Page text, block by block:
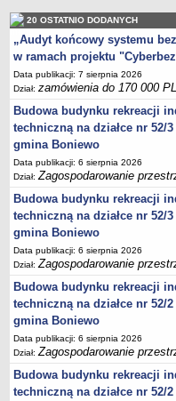
Infromacje w zakresie
ocena jakości wody
Rada gminy
Urząd gminy
Wójt
Jednostki organizacyjne
jednostki pomocnicze /
Gminne Instytucje Kultury
Nabór pracowników na
Deklaracja dostępności
RODO
REJESTRY
Rejestry i ewidencje
Rejestr działalności
Ewidencja udzielonych i
Zbiorowego Zaopatrzenia
Ścieków
20 OSTATNIO DODANYCH
„Audyt końcowy systemu
w ramach projektu
Data publikacji: 7 sierpnia 2026
Dział:zamówienia do 170 000
Budowa budynku rekreacji
techniczną na działce nr 52/
gmina Boniewo
Data publikacji: 6 sierpnia 2026
Dział:Zagospodarowanie
Budowa budynku rekreacji
techniczną na działce nr 52/
gmina Boniewo
Data publikacji: 6 sierpnia 2026
Dział:Zagospodarowanie
Budowa budynku rekreacji
techniczną na działce nr 52/
gmina Boniewo
Data publikacji: 6 sierpnia 2026
Dział:Zagospodarowanie
Budowa budynku rekreacji
techniczną na działce nr 52/